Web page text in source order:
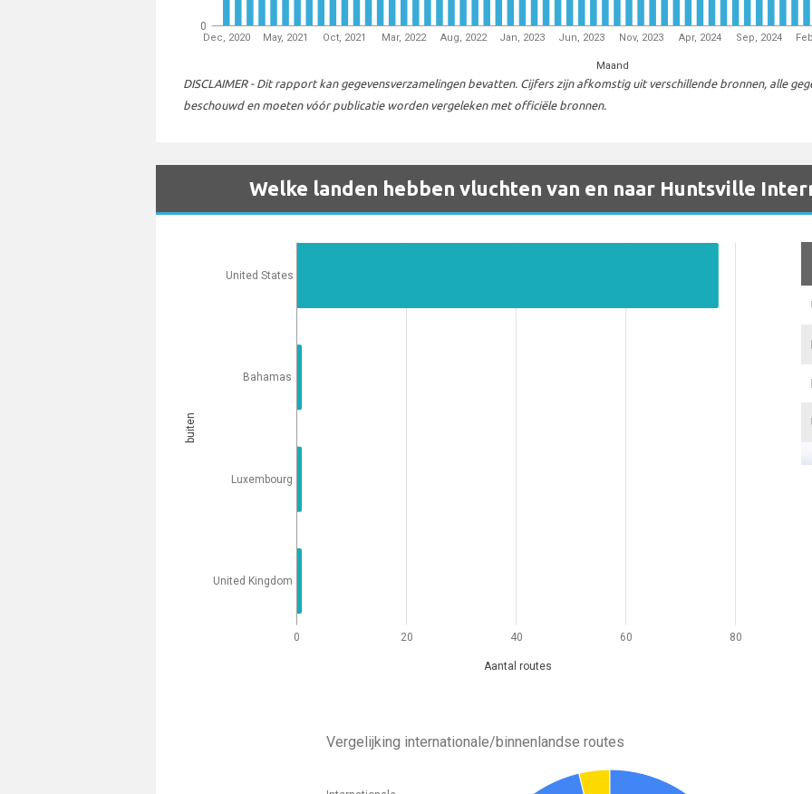
Dec, 2020 May, 2021 Oct, 2021 Mar, 2022 Aug, 2022 Jan, 2023 Jun, 2023 Nov, 2023 Apr, 2024 Sep, 2024
Maand
0
DISCLAIMER - Dit rapport kan gegevensverzamelingen bevatten. Cijfers zijn afkomstig uit verschillende bronnen, alle
beschouwd en moeten vóór publicatie worden vergeleken met officiële bronnen.
Welke landen hebben vluchten van en naar Huntsville
0 20 40 60 80
Aantal routes
United States
Bahamas
Luxembourg
United Kingdom
buiten
Vergelijking internationale/binnenlandse routes